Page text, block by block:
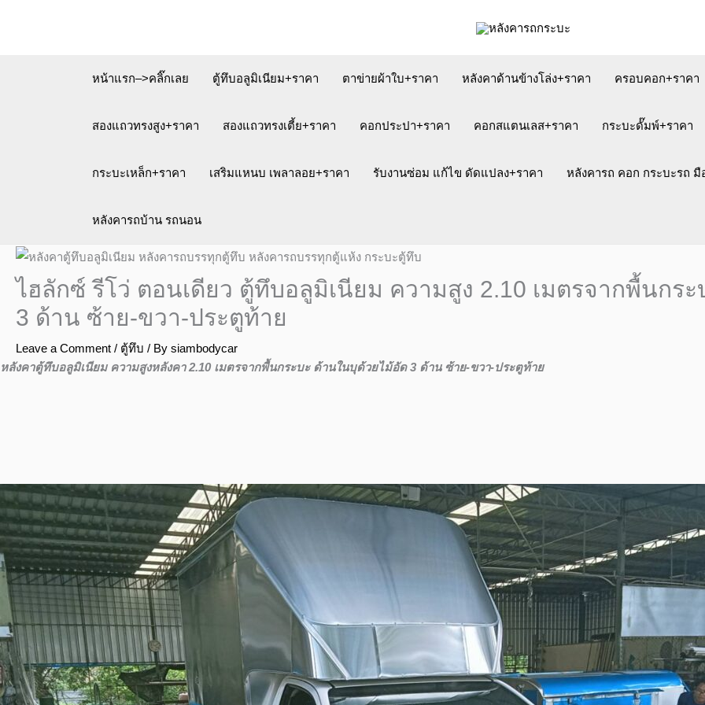
หน้าแรก–>คลิ๊กเลย
ตู้ทึบอลูมิเนียม+ราคา ตาข่ายผ้าใบ+ราคา หลังคาด้านข้างโล่ง+ราคา ครอบคอก+ราคา
สองแถวทรงสูง+ราคา สองแถวทรงเตี้ย+ราคา คอกประปา+ราคา คอกสแตนเลส+ราคา กระบะดั๊มพ์+ราคา
กระบะเหล็ก+ราคา เสริมแหนบ เพลาลอย+ราคา รับงานซ่อม แก้ไข ดัดแปลง+ราคา หลังคารถ คอก กระบะรถ มื
หลังคารถบ้าน รถนอน
ไฮลักซ์ รีโว่ ตอนเดียว ตู้ทึบอลูมิเนียม ความสูง 2.10 เมตรจากพื้นกร
3 ด้าน ซ้าย-ขวา-ประตูท้าย
Leave a Comment / ตู้ทึบ / By siambodycar
หลังคาตู้ทึบอลูมิเนียม ความสูงหลังคา 2.10 เมตรจากพื้นกระบะ ด้านในบุด้วยไม้อัด 3 ด้าน ซ้าย-ขวา-ประตูท้าย